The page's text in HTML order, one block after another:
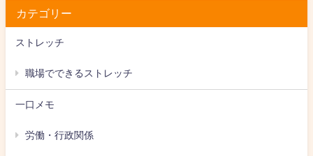
カテゴリー
ストレッチ
職場でできるストレッチ
一口メモ
労働・行政関係